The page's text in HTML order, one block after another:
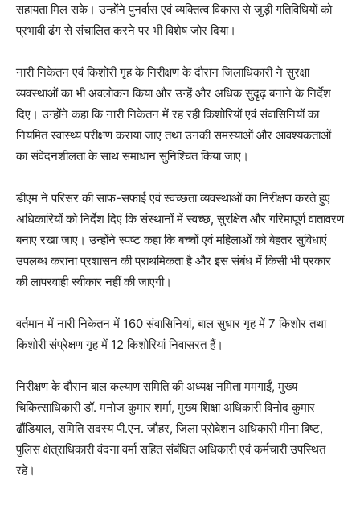
सहायता मिल सके। उन्होंने पुनर्वास एवं व्यक्तित्व विकास से जुड़ी गतिविधियों को
प्रभावी ढंग से संचालित करने पर भी विशेष जोर दिया।
नारी निकेतन एवं किशोरी गृह के निरीक्षण के दौरान जिलाधिकारी ने सुरक्षा
व्यवस्थाओं का भी अवलोकन किया और उन्हें और अधिक सुदृढ़ बनाने के निर्देश
दिए। उन्होंने कहा कि नारी निकेतन में रह रही किशोरियों एवं संवासिनियों का
नियमित स्वास्थ्य परीक्षण कराया जाए तथा उनकी समस्याओं और आवश्यकताओं
का संवेदनशीलता के साथ समाधान सुनिश्चित किया जाए।
डीएम ने परिसर की साफ-सफाई एवं स्वच्छता व्यवस्थाओं का निरीक्षण करते हुए
अधिकारियों को निर्देश दिए कि संस्थानों में स्वच्छ, सुरक्षित और गरिमापूर्ण वातावरण
बनाए रखा जाए। उन्होंने स्पष्ट कहा कि बच्चों एवं महिलाओं को बेहतर सुविधाएं
उपलब्ध कराना प्रशासन की प्राथमिकता है और इस संबंध में किसी भी प्रकार
की लापरवाही स्वीकार नहीं की जाएगी।
वर्तमान में नारी निकेतन में 160 संवासिनियां, बाल सुधार गृह में 7 किशोर तथा
किशोरी संप्रेक्षण गृह में 12 किशोरियां निवासरत हैं।
निरीक्षण के दौरान बाल कल्याण समिति की अध्यक्ष नमिता ममगाईं, मुख्य
चिकित्साधिकारी डॉ. मनोज कुमार शर्मा, मुख्य शिक्षा अधिकारी विनोद कुमार
ढौंडियाल, समिति सदस्य पी.एन. जौहर, जिला प्रोबेशन अधिकारी मीना बिष्ट,
पुलिस क्षेत्राधिकारी वंदना वर्मा सहित संबंधित अधिकारी एवं कर्मचारी उपस्थित
रहे।